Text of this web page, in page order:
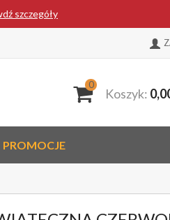
szczegóły
0
Koszyk:
PROMOCJE